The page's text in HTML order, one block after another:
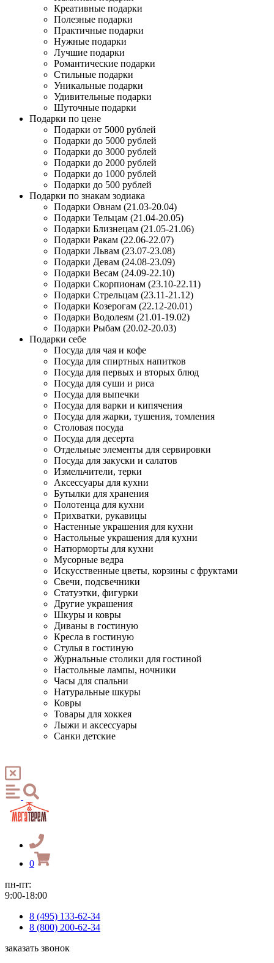
Креативные подарки
Полезные подарки
Практичные подарки
Нужные подарки
Лучшие подарки
Романтические подарки
Стильные подарки
Уникальные подарки
Удивительные подарки
Шуточные подарки
Подарки по цене
Подарки от 5000 рублей
Подарки до 5000 рублей
Подарки до 3000 рублей
Подарки до 2000 рублей
Подарки до 1000 рублей
Подарки до 500 рублей
Подарки по знакам зодиака
Подарки Овнам (21.03-20.04)
Подарки Тельцам (21.04-20.05)
Подарки Близнецам (21.05-21.06)
Подарки Ракам (22.06-22.07)
Подарки Львам (23.07-23.08)
Подарки Девам (24.08-23.09)
Подарки Весам (24.09-22.10)
Подарки Скорпионам (23.10-22.11)
Подарки Стрельцам (23.11-21.12)
Подарки Козерогам (22.12-20.01)
Подарки Водолеям (21.01-19.02)
Подарки Рыбам (20.02-20.03)
Подарки себе
Посуда для чая и кофе
Посуда для спиртных напитков
Посуда для первых и вторых блюд
Посуда для суши и риса
Посуда для выпечки
Посуда для варки и кипячения
Посуда для жарки, тушения, томления
Столовая посуда
Посуда для десерта
Отдельные элементы для сервировки
Посуда для закуски и салатов
Измельчители, терки
Аксессуары для кухни
Бутылки для хранения
Полотенца для кухни
Прихватки, рукавицы
Настенные украшения для кухни
Настольные украшения для кухни
Натюрморты для кухни
Мусорные ведра
Искусственные цветы, корзины с фруктами
Свечи, подсвечники
Статуэтки, фигурки
Другие украшения
Шкуры и ковры
Диваны в гостиную
Кресла в гостиную
Стулья в гостиную
Журнальные столики для гостиной
Настольные лампы, ночники
Часы для спальни
Натуральные шкуры
Ковры
Товары для хоккея
Лыжи и аксессуары
Санки детские
0
пн-пт:
9:00-18:00
8 (495) 133-62-34
8 (800) 200-62-34
заказать звонок